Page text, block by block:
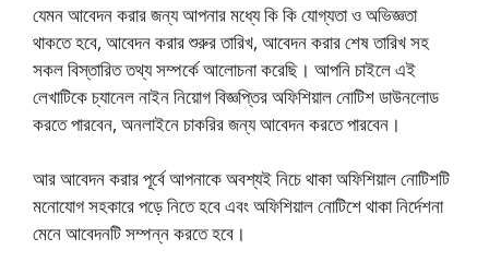
যেমন আবেদন করার জন্য আপনার মধ্যে কি কি যোগ্যতা ও অভিজ্ঞতা
থাকতে হবে, আবেদন করার শুরুর তারিখ, আবেদন করার শেষ তারিখ সহ
সকল বিস্তারিত তথ্য সম্পর্কে আলোচনা করেছি। আপনি চাইলে এই
লেখাটিকে চ্যানেল নাইন নিয়োগ বিজ্ঞপ্তির অফিশিয়াল নোটিশ ডাউনলোড
করতে পারবেন, অনলাইনে চাকরির জন্য আবেদন করতে পারবেন।
আর আবেদন করার পূর্বে আপনাকে অবশ্যই নিচে থাকা অফিশিয়াল নোটিশটি
মনোযোগ সহকারে পড়ে নিতে হবে এবং অফিশিয়াল নোটিশে থাকা নির্দেশনা
মেনে আবেদনটি সম্পন্ন করতে হবে।